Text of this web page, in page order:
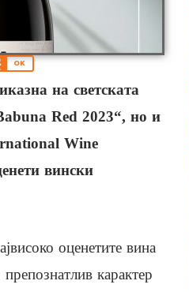
OK
на светската
Red 2023“, но и
Wine
вински
оценетите вина
препознатлив карактер